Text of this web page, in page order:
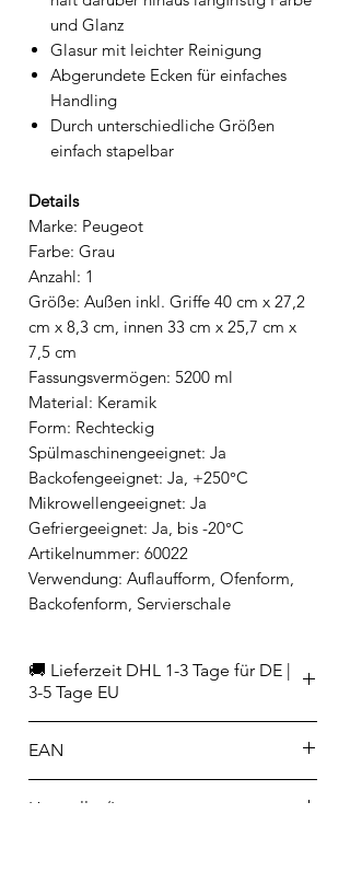
und Glanz
Glasur mit leichter Reinigung
Abgerundete Ecken für einfaches
Handling
Durch unterschiedliche Größen
einfach stapelbar
Details
Marke: Peugeot
Farbe: Grau
Anzahl: 1
Größe: Außen inkl. Griffe 40 cm x 27,2
cm x 8,3 cm, innen 33 cm x 25,7 cm x
7,5 cm
Fassungsvermögen: 5200 ml
Material: Keramik
Form: Rechteckig
Spülmaschinengeeignet: Ja
Backofengeeignet: Ja, +250°C
Mikrowellengeeignet: Ja
Gefriergeeignet: Ja, bis -20°C
Artikelnummer: 60022
Verwendung: Auflaufform, Ofenform,
Backofenform, Servierschale
🚚 Lieferzeit DHL 1-3 Tage für DE |
3-5 Tage EU
EAN
Hersteller/Importeur